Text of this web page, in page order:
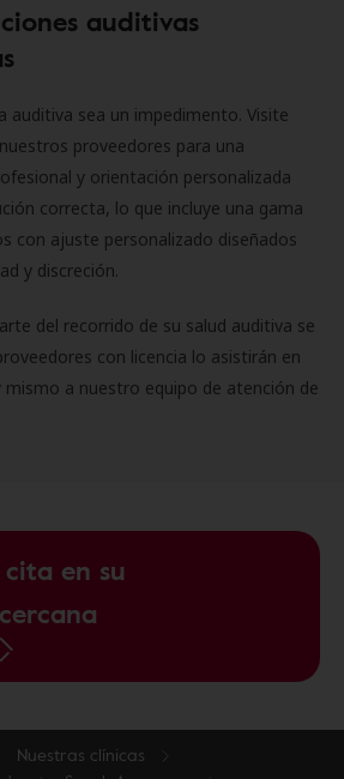
auditivas
auditiva sea un impedimento. Visite
proveedores para una
y orientación personalizada
correcta, lo que incluye una gama
con ajuste personalizado diseñados
y discreción.
del recorrido de su salud auditiva se
con licencia lo asistirán en
mismo a nuestro equipo de atención de
en su
Nuestras clínicas